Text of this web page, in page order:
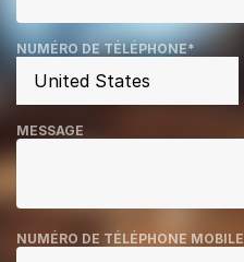
NUMÉRO DE TÉLÉPHONE*
MESSAGE
NUMÉRO DE TÉLÉPHONE MOBILE